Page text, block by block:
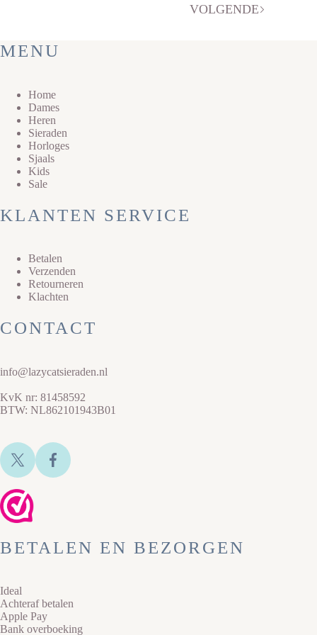
VOLGENDE
MENU
Home
Dames
Heren
Sieraden
Horloges
Sjaals
Kids
Sale
KLANTEN SERVICE
Betalen
Verzenden
Retourneren
Klachten
CONTACT
info@lazycatsieraden.nl
KvK nr: 81458592
BTW: NL862101943B01
BETALEN EN BEZORGEN
Ideal
Achteraf betalen
Apple Pay
Bank overboeking